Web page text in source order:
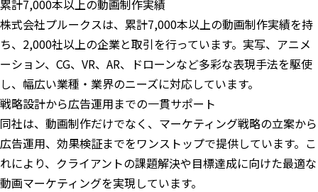
累計7,000本以上の動画制作実績
株式会社プルークスは、累計7,000本以上の動画制作実績を持
ち、2,000社以上の企業と取引を行っています。実写、アニメ
ーション、CG、VR、AR、ドローンなど多彩な表現手法を駆使
し、幅広い業種・業界のニーズに対応しています。
戦略設計から広告運用までの一貫サポート
同社は、動画制作だけでなく、マーケティング戦略の立案から
広告運用、効果検証までをワンストップで提供しています。こ
れにより、クライアントの課題解決や目標達成に向けた最適な
動画マーケティングを実現しています。